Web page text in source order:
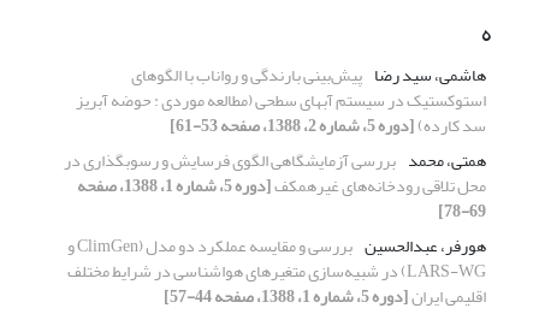
ه
هاشمی، سید رضا پیش‌بینی بارندگی و رواناب با الگوهای
استوکستیک در سیستم آبهای سطحی (مطالعه موردی : حوضه آبریز
سد کارده)[دوره 5، شماره 2، 1388، صفحه 53-61]
همتی، محمد بررسی آزمایشگاهی الگوی فرسایش و رسوبگذاری در
محل تلاقی رودخانه‌های غیرهمکف [دوره 5، شماره 1، 1388، صفحه
69-78]
هورفر، عبدالحسین
بررسی و مقایسه عملکرد دو مدل (ClimGen و
LARS-WG) در شبیه‌سازی متغیرهای هواشناسی در شرایط مختلف
اقلیمی ایران[دوره 5، شماره 1، 1388، صفحه 44-57]